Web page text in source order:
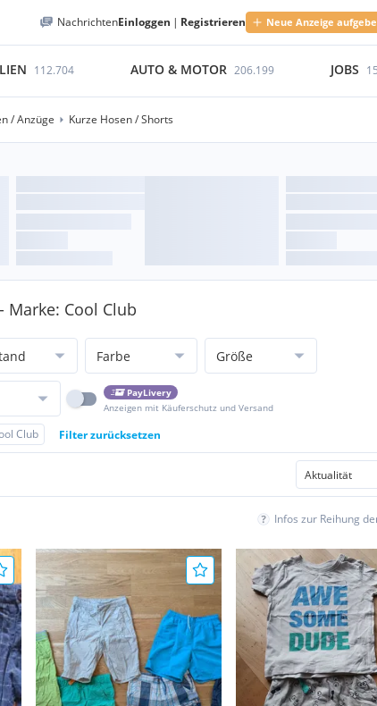
NachrichtenEinloggen | Registrieren Neue Anzeige
112.704 AUTO & MOTOR 206.199 JOBS
/ Anzüge Kurze Hosen / Shorts
Marke: Cool Club
Farbe Größe
PayLivery
Anzeigen mit Käuferschutz und Versand
Club Filter zurücksetzen
Infos zur Reihung